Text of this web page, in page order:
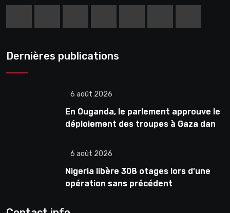
Dernières publications
6 août 2026
En Ouganda, le parlement approuve le
déploiement des troupes à Gaza dans
6 août 2026
Nigeria libère 308 otages lors d’une
opération sans précédent